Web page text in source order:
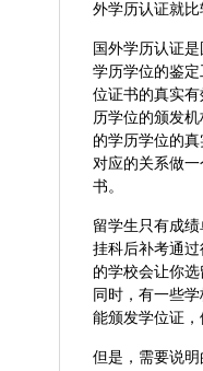
外学历认证就比
国外学历认证
学历学位的鉴
位证书的真实
历学位的颁发
的学历学位的
对应的关系做
书。
留学生只有成
挂科后补考通
的学校会让你选
同时，有一些
能颁发学位证，
但是，需要说